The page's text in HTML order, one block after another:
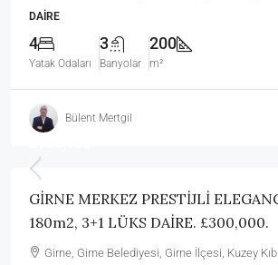
DAIRE
4
Yatak Odaları
3
Banyolar
200
m²
Bülent Mertgil
GİRNE MERKEZ PRESTİJLİ
180m2, 3+1 LÜKS DAİRE. £300,000.
Girne, Girne Belediyesi, Girne İlçesi, Kuzey